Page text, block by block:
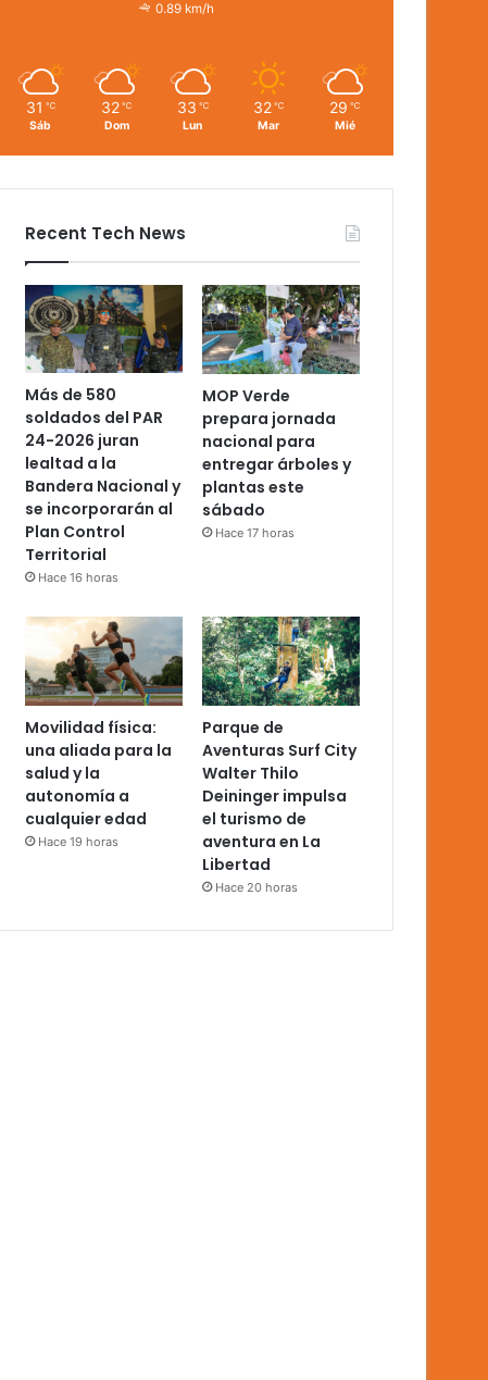
0.89 km/h
31 ℃
Sáb
32 ℃
Dom
33 ℃
Lun
32 ℃
Mar
29 ℃
Mié
Recent Tech News
Más de 580
soldados del PAR
24-2026 juran
lealtad a la
Bandera Nacional y
se incorporarán al
Plan Control
Territorial
Hace 16 horas
MOP Verde
prepara jornada
nacional para
entregar árboles y
plantas este
sábado
Hace 17 horas
Movilidad física:
una aliada para la
salud y la
autonomía a
cualquier edad
Hace 19 horas
Parque de
Aventuras Surf City
Walter Thilo
Deininger impulsa
el turismo de
aventura en La
Libertad
Hace 20 horas